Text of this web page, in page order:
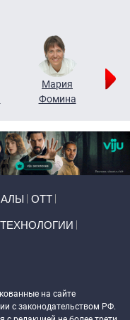
Мария
Фомина
ОТТ
ТЕХНОЛОГИИ
на сайте
с законодательством РФ.